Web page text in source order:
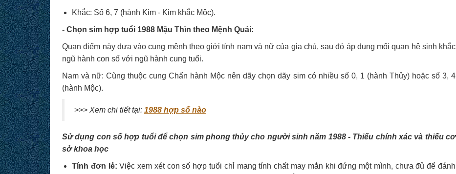
Khắc: Số 6, 7 (hành Kim - Kim khắc Mộc).
- Chọn sim hợp tuổi 1988 Mậu Thìn theo Mệnh Quái:
Quan điểm này dựa vào cung mệnh theo giới tính nam và nữ của gia chủ, sau đó áp dụng mối quan hệ sinh khắc
ngũ hành con số với ngũ hành cung tuổi.
Nam và nữ: Cùng thuộc cung Chấn hành Mộc nên dãy chọn dãy sim có nhiều số 0, 1 (hành Thủy) hoặc số 3, 4
(hành Mộc).
>>> Xem chi tiết tại: 1988 hợp số nào
Sử dụng con số hợp tuổi để chọn sim phong thủy cho người sinh năm 1988 - Thiếu chính xác và thiếu cơ
sở khoa học
Tính đơn lẻ: Việc xem xét con số hợp tuổi chỉ mang tính chất may mắn khi đứng một mình, chưa đủ để đánh